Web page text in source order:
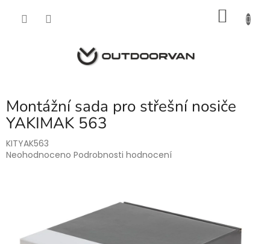
Montážní sada pro střešní nosiče
YAKIMAK 563
KITYAK563
Průměrné
hvězdiček.
Neohodnoceno Podrobnosti hodnocení